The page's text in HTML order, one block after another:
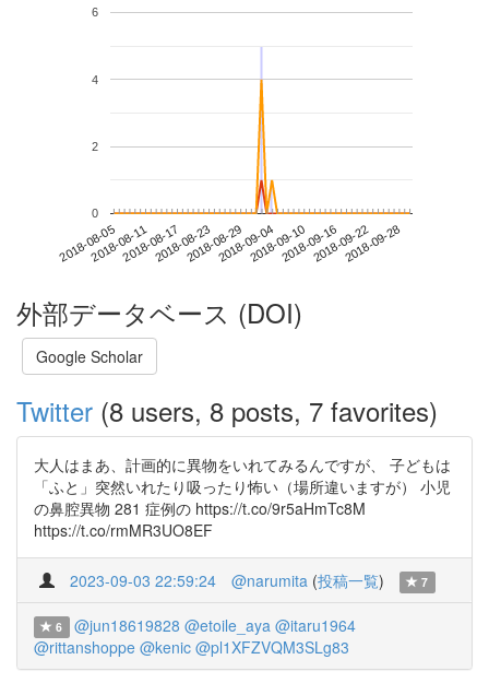
2018-08-052018-08-112018-08-172018-08-232018-08-292018-09-042018-09-102018-09-162018-09-222018-09-28
0
2
4
6
外部データベース (DOI)
Google Scholar
Twitter (8 users, 8 posts, 7 favorites)
大人はまあ、計画的に異物をいれてみるんですが、 子どもは
「ふと」突然いれたり吸ったり怖い（場所違いますが） 小児
の鼻腔異物 281 症例の https://t.co/9r5aHmTc8M
https://t.co/rmMR3UO8EF
2023-09-03 22:59:24 @narumita (投稿一覧) 7
6 @jun18619828 @etoile_aya @itaru1964
@rittanshoppe @kenic @pl1XFZVQM3SLg83